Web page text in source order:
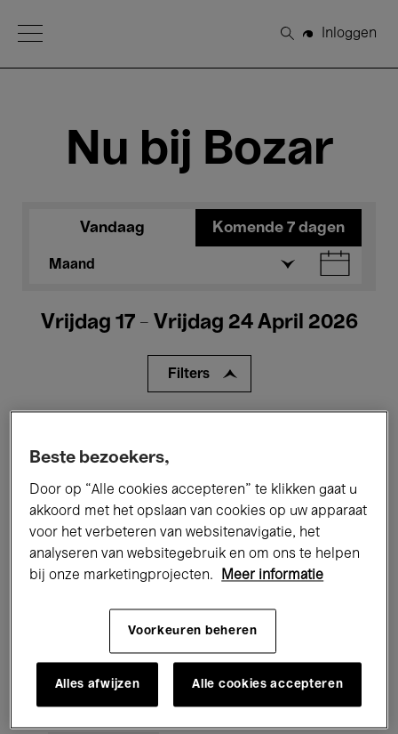
Open Menu
Zoeken
Inloggen
Nu bij Bozar
Vandaag Komende 7 dagen
Maand
Vrijdag 17 - Vrijdag 24 April 2026
Filters
Performances Lezingen & Debatten
Jazz Klassieke Muziek Global Music
Voor iedereen Kids’ Palace
Onderwijs Rondleidingen
Beste bezoekers,
Door op “Alle cookies accepteren” te klikken gaat u
akkoord met het opslaan van cookies op uw apparaat
voor het verbeteren van websitenavigatie, het
analyseren van websitegebruik en om ons te helpen
bij onze marketingprojecten.
Meer informatie
Voorkeuren beheren
Alles afwijzen Alle cookies accepteren